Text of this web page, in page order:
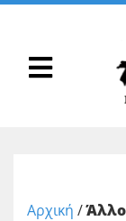
Αρχική /Άλλο